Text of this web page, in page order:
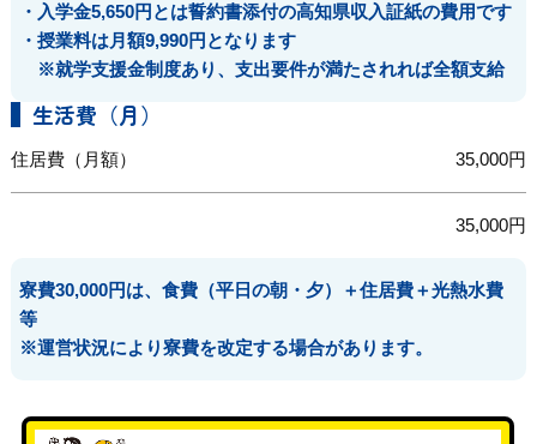
・入学金5,650円とは誓約書添付の高知県収入証紙の費用です
・授業料は月額9,990円となります
※就学支援金制度あり、支出要件が満たされれば全額支給
生活費（月）
住居費（月額） 35,000円
35,000円
寮費30,000円は、食費（平日の朝・夕）＋住居費＋光熱水費
等
※運営状況により寮費を改定する場合があります。